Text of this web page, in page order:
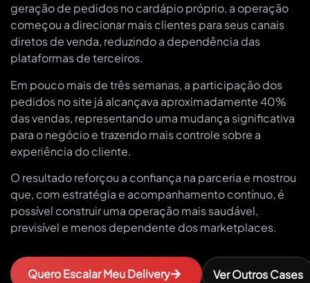
geração de pedidos no cardápio próprio, a operação
começou a direcionar mais clientes para seus canais
diretos de venda, reduzindo a dependência das
plataformas de terceiros.
Em pouco mais de três semanas, a participação dos
pedidos no site já alcançava aproximadamente 40%
das vendas, representando uma mudança significativa
para o negócio e trazendo mais controle sobre a
experiência do cliente.
O resultado reforçou a confiança na parceria e mostrou
que, com estratégia e acompanhamento contínuo, é
possível construir uma operação mais saudável,
previsível e menos dependente dos marketplaces.
Quero Escalar Meu Delivery Ver Outros Cases